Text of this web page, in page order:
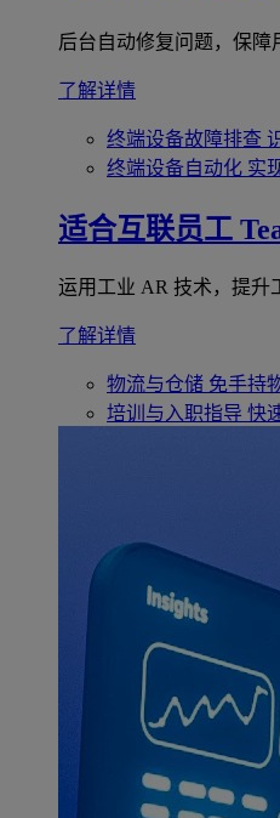
后台自动修复问题，保障
了解详情
终端设备故障排查
终端设备自动化 实
适合互联员工
运用工业 AR 技术，提升
了解详情
物流与仓储 免手持
培训与入职指导 快